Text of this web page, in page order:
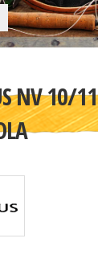
NV 10/11